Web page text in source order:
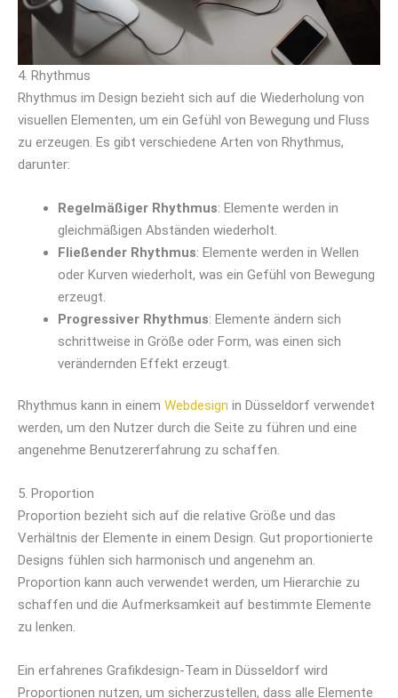
4. Rhythmus
Rhythmus im Design bezieht sich auf die Wiederholung von
visuellen Elementen, um ein Gefühl von Bewegung und Fluss
zu erzeugen. Es gibt verschiedene Arten von Rhythmus,
darunter:
Regelmäßiger Rhythmus: Elemente werden in
gleichmäßigen Abständen wiederholt.
Fließender Rhythmus: Elemente werden in Wellen
oder Kurven wiederholt, was ein Gefühl von Bewegung
erzeugt.
Progressiver Rhythmus: Elemente ändern sich
schrittweise in Größe oder Form, was einen sich
verändernden Effekt erzeugt.
Rhythmus kann in einem Webdesign in Düsseldorf verwendet
werden, um den Nutzer durch die Seite zu führen und eine
angenehme Benutzererfahrung zu schaffen.
5. Proportion
Proportion bezieht sich auf die relative Größe und das
Verhältnis der Elemente in einem Design. Gut proportionierte
Designs fühlen sich harmonisch und angenehm an.
Proportion kann auch verwendet werden, um Hierarchie zu
schaffen und die Aufmerksamkeit auf bestimmte Elemente
zu lenken.
Ein erfahrenes Grafikdesign-Team in Düsseldorf wird
Proportionen nutzen, um sicherzustellen, dass alle Elemente